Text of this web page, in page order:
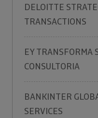
DELOITTE
TRANSACTIONS
EY TRANSFORMA
CONSULTORIA
BANKINTER
SERVICES